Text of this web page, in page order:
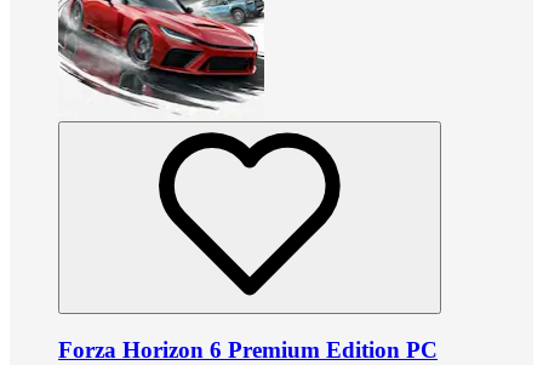
Forza Horizon 6 Premium Edition PC